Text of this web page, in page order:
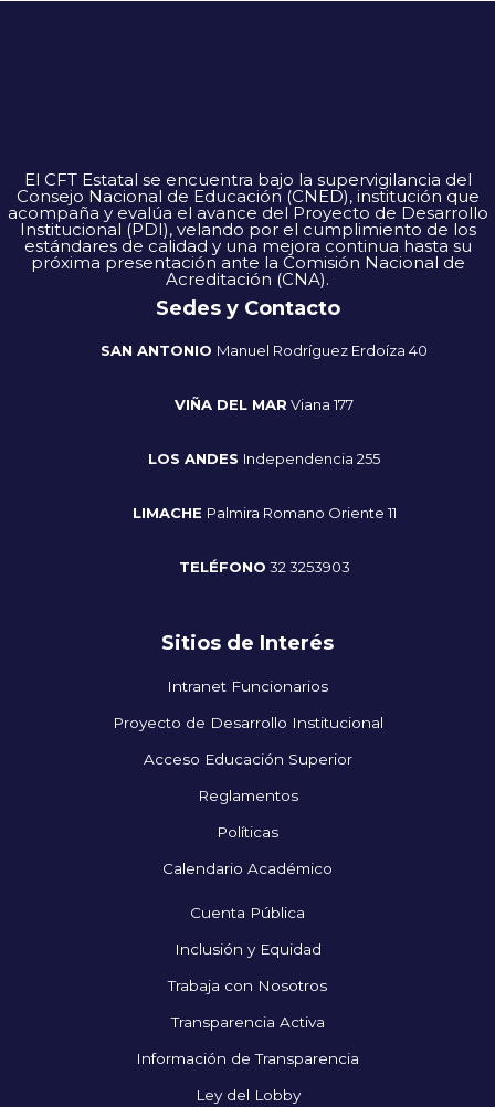
El CFT Estatal se encuentra bajo la supervigilancia del
Consejo Nacional de Educación (CNED), institución que
acompaña y evalúa el avance del Proyecto de Desarrollo
Institucional (PDI), velando por el cumplimiento de los
estándares de calidad y una mejora continua hasta su
próxima presentación ante la Comisión Nacional de
Acreditación (CNA).
Sedes y Contacto
SAN ANTONIO Manuel Rodríguez Erdoíza 40
VIÑA DEL MAR Viana 177
LOS ANDES Independencia 255
LIMACHE Palmira Romano Oriente 11
TELÉFONO 32 3253903
Sitios de Interés
Intranet Funcionarios
Proyecto de Desarrollo Institucional
Acceso Educación Superior
Reglamentos
Políticas
Calendario Académico
Cuenta Pública
Inclusión y Equidad
Trabaja con Nosotros
Transparencia Activa
Información de Transparencia
Ley del Lobby